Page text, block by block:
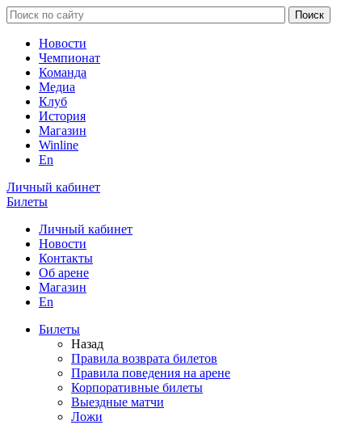
Новости
Чемпионат
Команда
Медиа
Клуб
История
Магазин
Winline
En
Личный кабинет
Билеты
Личный кабинет
Новости
Контакты
Об арене
Магазин
En
Билеты
Назад
Правила возврата билетов
Правила поведения на арене
Корпоративные билеты
Выездные матчи
Ложи